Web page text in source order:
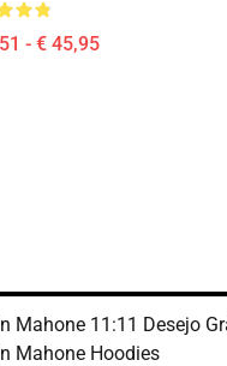
- € 45,95
Mahone 11:11 Desejo
Mahone Hoodies